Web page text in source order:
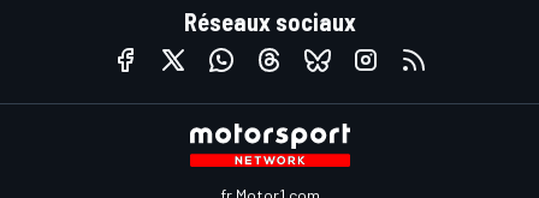
Réseaux sociaux